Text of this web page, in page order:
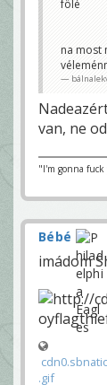
fölé
na most
van, ne
"I'm gonna fuck
Bébé
imádom
.gif